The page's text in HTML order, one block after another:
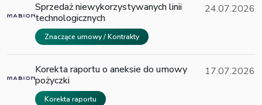
Sprzedaż niewykorzystywanych linii
technologicznych
Znaczące umowy / Kontrakty
24.07.2026
Korekta raportu o aneksie do umowy
pożyczki
Korekta raportu
17.07.2026